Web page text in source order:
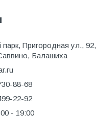
арматура
клапана
Пригородная ул., 92,
Балашиха
88-68
22-92
- 19:00